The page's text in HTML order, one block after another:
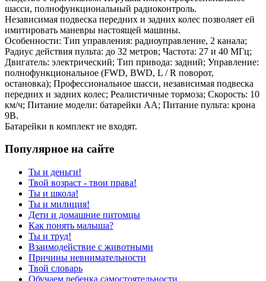
шасси, полнофункциональный радиоконтроль.
Независимая подвеска передних и задних колес позволяет ей
имитировать маневры настоящей машины.
Особенности: Тип управления: радиоуправление, 2 канала;
Радиус действия пульта: до 32 метров; Частота: 27 и 40 МГц;
Двигатель: электрический; Тип привода: задний; Управление:
полнофункциональное (FWD, BWD, L / R поворот,
остановка); Профессиональное шасси, независимая подвеска
передних и задних колес; Реалистичные тормоза; Скорость: 10
км/ч; Питание модели: батарейки AA; Питание пульта: крона
9В.
Батарейки в комплект не входят.
Популярное на сайте
Ты и деньги!
Твой возраст - твои права!
Ты и школа!
Ты и милиция!
Дети и домашние питомцы
Как понять малыша?
Ты и труд!
Взаимодействие с животными
Причины невнимательности
Твой словарь